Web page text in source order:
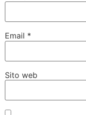
Email *
Sito web